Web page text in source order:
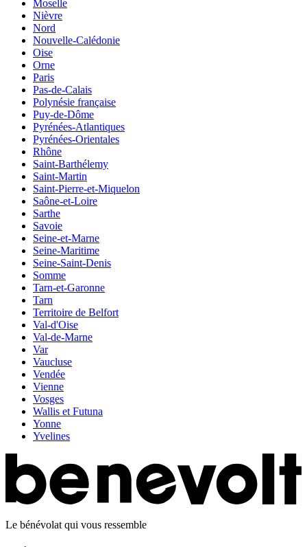
Moselle
Nièvre
Nord
Nouvelle-Calédonie
Oise
Orne
Paris
Pas-de-Calais
Polynésie française
Puy-de-Dôme
Pyrénées-Atlantiques
Pyrénées-Orientales
Rhône
Saint-Barthélemy
Saint-Martin
Saint-Pierre-et-Miquelon
Saône-et-Loire
Sarthe
Savoie
Seine-et-Marne
Seine-Maritime
Seine-Saint-Denis
Somme
Tarn-et-Garonne
Tarn
Territoire de Belfort
Val-d'Oise
Val-de-Marne
Var
Vaucluse
Vendée
Vienne
Vosges
Wallis et Futuna
Yonne
Yvelines
Le bénévolat qui vous ressemble